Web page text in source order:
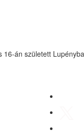
án született